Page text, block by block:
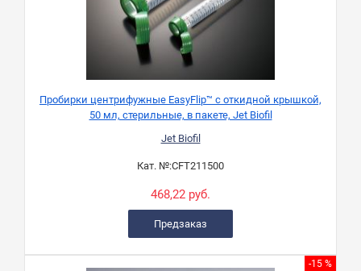
Пробирки центрифужные EasyFlip™ с откидной крышкой,
50 мл, стерильные, в пакете, Jet Biofil
Jet Biofil
Кат. №:CFT211500
468,22 руб.
Предзаказ
-15 %